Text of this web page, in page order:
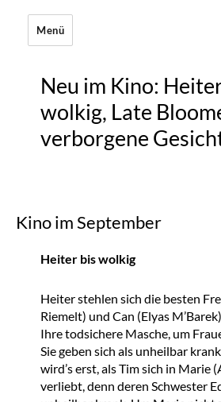
Menü
Neu im Kino:
wolkig, Late
verborgene
Kino im September
Heiter bis wolkig
Heiter stehlen sich die besten
Riemelt) und Can (Elyas
Ihre todsichere Masche, um
Sie geben sich als unheilbar
wird’s erst, als Tim sich in Marie
verliebt, denn deren Schwester